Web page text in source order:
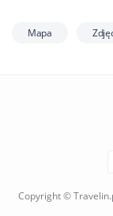
Mapa
Copyright ©